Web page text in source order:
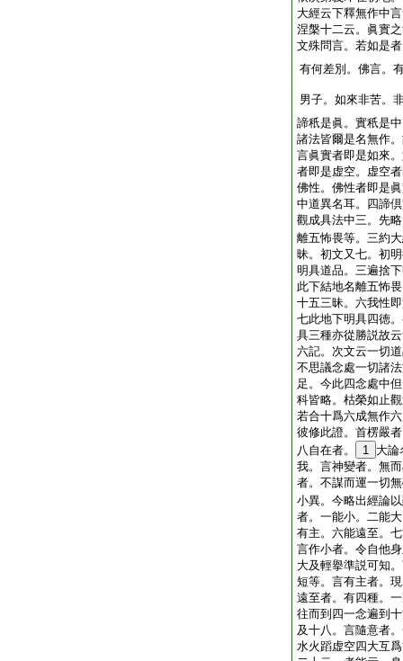
大經云下釋無作中
涅槃十二云。眞實
文殊問言。若如是
有何差別。佛言。
男子。如來非苦。
諦秖是眞。實秖是
諸法皆爾是名無作
言眞實者即是如來
者即是虚空。虚空
佛性。佛性者即是
中道異名耳。四諦
觀成具法中三。先
離五怖畏等。三約
昧。初文又七。初
明具道品。三遍捨
此下結地名離五怖
十五三昧。六我性
七此地下明具四徳
具三種亦從勝説故
六記。次文云一切
不思議念處一切諸
足。今此四念處中
科皆略。枯榮如止
若合十爲六成無作
彼修此證。首楞嚴
八自在者。
1 大論
我。言神變者。無
者。不謀而運一切
小異。今略出經論
者。一能小。二能
有主。六能遠至。
言作小者。令自他
大及輕擧準説可知
短等。言有主者。
遠至者。有四種。
往而到四一念遍到
及十八。言隨意者
水火蹈虚空四大互